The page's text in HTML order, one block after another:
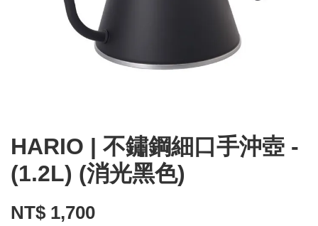
HARIO | 不鏽鋼細口手沖壺 -
(1.2L) (消光黑色)
NT$ 1,700